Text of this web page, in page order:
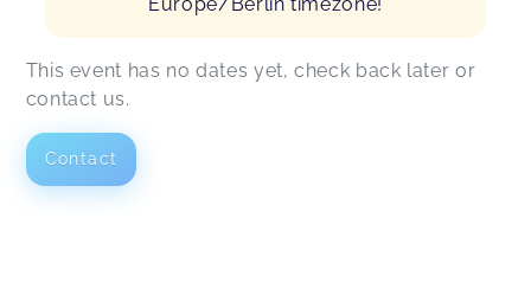
This event has no dates yet, check back later or
contact us.
Contact